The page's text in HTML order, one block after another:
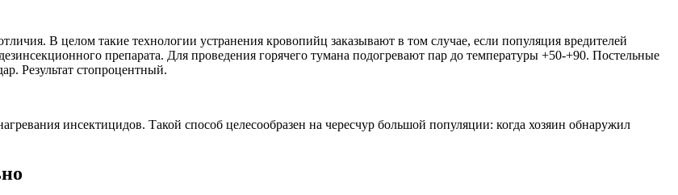
В целом такие технологии устранения кровопийц заказывают в том случае, если популяция вредителей
препарата. Для проведения горячего тумана подогревают пар до температуры +50-+90. Постельные
Результат стопроцентный.
инсектицидов. Такой способ целесообразен на чересчур большой популяции: когда хозяин обнаружил